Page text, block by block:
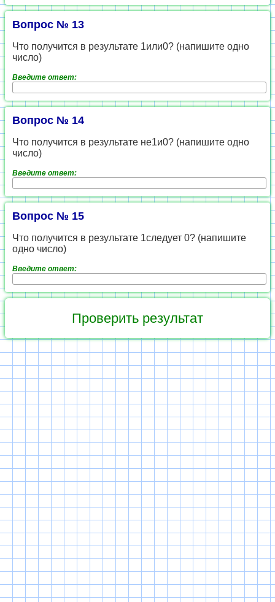
Вопрос № 13
Что получится в результате 1или0? (напишите одно
число)
Введите ответ:
Вопрос № 14
Что получится в результате не1и0? (напишите одно
число)
Введите ответ:
Вопрос № 15
Что получится в результате 1следует 0? (напишите
одно число)
Введите ответ: